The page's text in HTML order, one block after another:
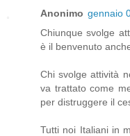
Anonimo gennaio
Chiunque svolge
è il benvenuto
Chi svolge attività
va trattato come
per distruggere il
Tutti noi Italiani in